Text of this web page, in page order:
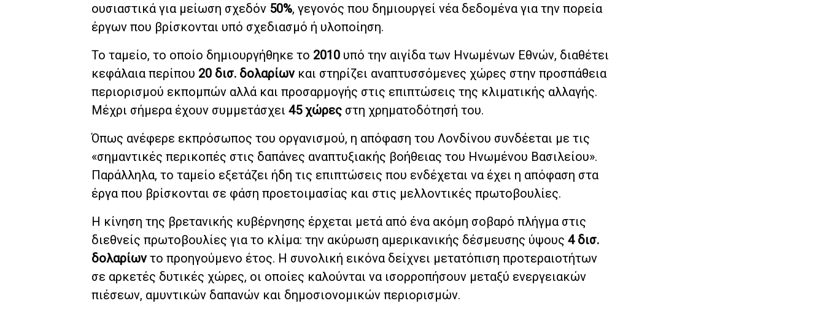
ουσιαστικά για μείωση σχεδόν 50%, γεγονός που δημιουργεί νέα δεδομένα για την πορεία
έργων που βρίσκονται υπό σχεδιασμό ή υλοποίηση.
Το ταμείο, το οποίο δημιουργήθηκε το 2010 υπό την αιγίδα των Ηνωμένων Εθνών, διαθέτει
κεφάλαια περίπου 20 δισ. δολαρίωνκαι στηρίζει αναπτυσσόμενες χώρες στην προσπάθεια
περιορισμού εκπομπών αλλά και προσαρμογής στις επιπτώσεις της κλιματικής αλλαγής.
Μέχρι σήμερα έχουν συμμετάσχει 45 χώρες στη χρηματοδότησή του.
Όπως ανέφερε εκπρόσωπος του οργανισμού, η απόφαση του Λονδίνου συνδέεται με τις
«σημαντικές περικοπές στις δαπάνες αναπτυξιακής βοήθειας του Ηνωμένου Βασιλείου».
Παράλληλα, το ταμείο εξετάζει ήδη τις επιπτώσεις που ενδέχεται να έχει η απόφαση στα
έργα που βρίσκονται σε φάση προετοιμασίας και στις μελλοντικές πρωτοβουλίες.
Η κίνηση της βρετανικής κυβέρνησης έρχεται μετά από ένα ακόμη σοβαρό πλήγμα στις
διεθνείς πρωτοβουλίες για το κλίμα: την ακύρωση αμερικανικής δέσμευσης ύψους 4 δισ.
δολαρίωντο προηγούμενο έτος. Η συνολική εικόνα δείχνει μετατόπιση προτεραιοτήτων
σε αρκετές δυτικές χώρες, οι οποίες καλούνται να ισορροπήσουν μεταξύ ενεργειακών
πιέσεων, αμυντικών δαπανών και δημοσιονομικών περιορισμών.